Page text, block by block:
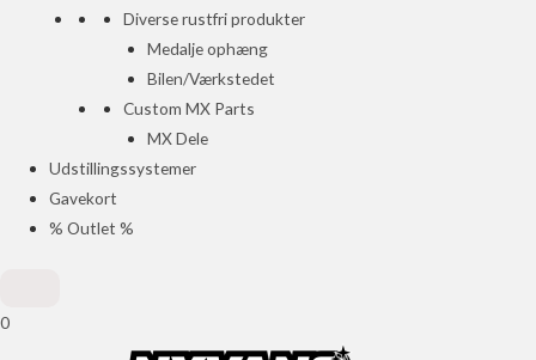
Diverse rustfri produkter
Medalje ophæng
Bilen/Værkstedet
Custom MX Parts
MX Dele
Udstillingssystemer
Gavekort
% Outlet %
0